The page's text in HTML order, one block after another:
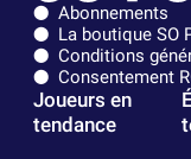
Abonnements
La boutique SO
Conditions
Consentement
Joueurs en
tendance